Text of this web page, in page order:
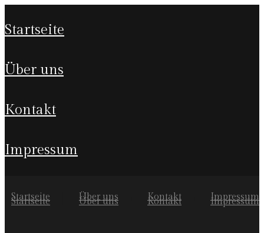
startseite
über uns
kontakt
impressum
Startseite Über uns Kontakt Impressum
Startseite Über uns Kontakt Impressum